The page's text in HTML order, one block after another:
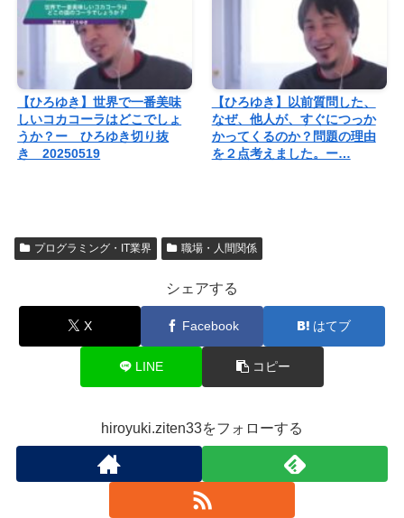
【ひろゆき】世界で一番美味
しいコカコーラはどこでしょ
うか？ー ひろゆき切り抜
き 20250519
【ひろゆき】以前質問した、
なぜ、他人が、すぐにつっか
かってくるのか？問題の理由
を２点考えました。ー…
プログラミング・IT業界 職場・人間関係
シェアする
X Facebook はてブ
LINE コピー
hiroyuki.ziten33をフォローする